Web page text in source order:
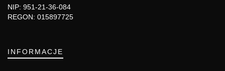
NIP: 951-21-36-084
REGON: 015897725
INFORMACJE